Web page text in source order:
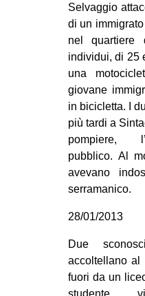
Selvaggio
di un
nel quartiere
individui, di 25
una
giovane
in bicicletta. I
più tardi a
pompiere,
pubblico. Al
avevano
serramanico.
28/01/2013
Due
accoltellano al
fuori da un
studente